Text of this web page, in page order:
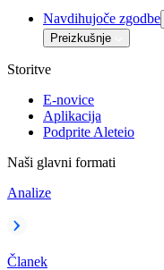
Navdihujoče zgodbe
Preizkušnje
Storitve
E-novice
Aplikacija
Podprite Aleteio
Naši glavni formati
Analize
Članek